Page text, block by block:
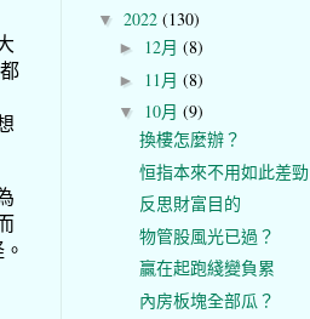
▼ 2022 (130)
► 12月 (8)
► 11月 (8)
▼ 10月 (9)
換樓怎麼辦？
恒指本來不用如此差勁
反思財富目的
物管股風光已過？
贏在起跑綫變負累
內房板塊全部瓜？